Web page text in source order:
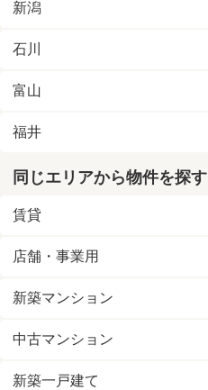
新潟
石川
富山
福井
同じエリアから物件を探す
賃貸
店舗・事業用
新築マンション
中古マンション
新築一戸建て